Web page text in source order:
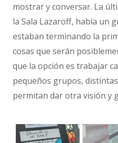
mostrar y conversar. La
la Sala Lazaroff, había un
estaban terminando la
cosas que serán
que la opción es trabajar
pequeños grupos,
permitan dar otra visión y